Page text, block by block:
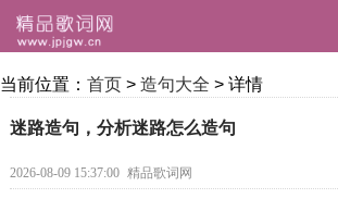
当前位置： 首页 > 造句大全 > 详情
迷路造句，分析迷路怎么造句
2026-08-09 15:37:00 精品歌词网